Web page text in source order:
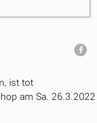
ist tot
am Sa. 26.3.2022